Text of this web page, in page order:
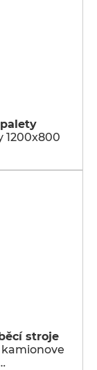
1200x800
stroje